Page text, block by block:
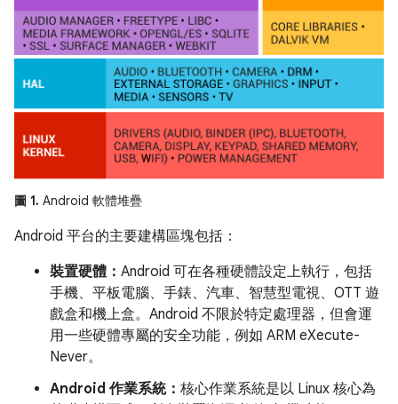
圖 1. Android 軟體堆疊
Android 平台的主要建構區塊包括：
裝置硬體： Android 可在各種硬體設定上執行，包括
手機、平板電腦、手錶、汽車、智慧型電視、OTT 遊
戲盒和機上盒。Android 不限於特定處理器，但會運
用一些硬體專屬的安全功能，例如 ARM eXecute-
Never。
Android 作業系統： 核心作業系統是以 Linux 核心為